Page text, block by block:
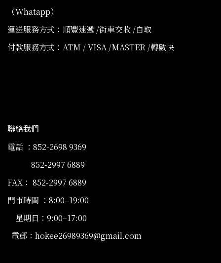
（Whatapp）
運送服務方式：順豐速遞 /街車交收 /自取
付款服務方式：ATM / VISA /MASTER /轉數快
聯絡我們
電話 ：852-2698 9369
852-2997 6889
FAX： 852-2997 6889
門市時間 ：8:00–19:00
星期日：9:00–17:00
電郵：hokee26989369@gmail.com